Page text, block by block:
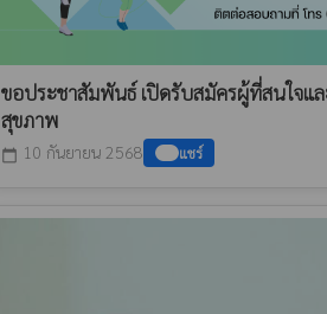
ขอประชาสัมพันธ์ เปิดรับสมัครผู้ที่สนใจแ
สุขภาพ
calendar_today 10 กันยายน 2568 แชร์